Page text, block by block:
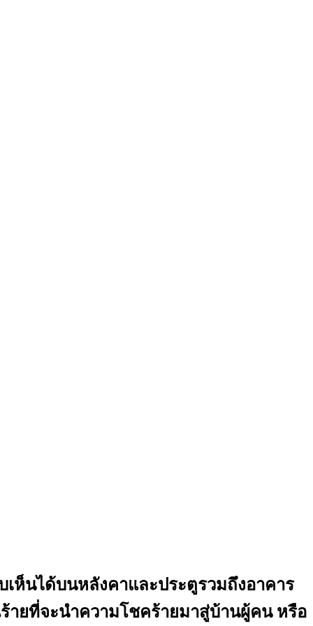
เห็นได้บนหลังคาและประตูรวมถึงอาคาร
ายที่จะนำความโชคร้ายมาสู่บ้านผู้คน หรือ